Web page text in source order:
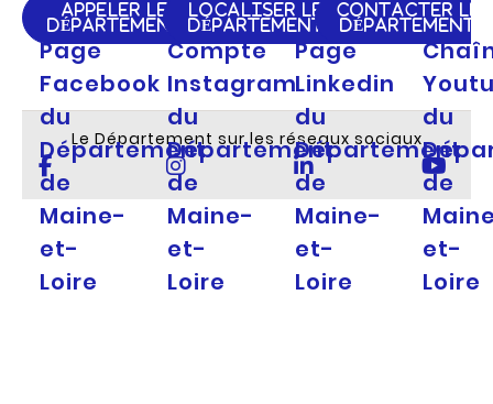
APPELER LE
DÉPARTEMENT
LOCALISER LE
DÉPARTEMENT
CONTACTER LE
DÉPARTEMENT
Le Département sur les réseaux sociaux
Page
Facebook
du
Département
de
Maine-
et-
Loire
Compte
Instagram
du
Département
de
Maine-
et-
Loire
Page
Linkedin
du
Département
de
Maine-
et-
Loire
du
de
et-
Loire